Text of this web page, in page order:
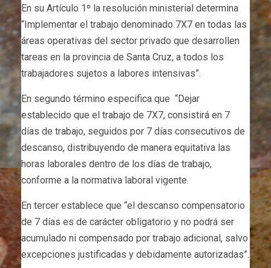
En su Artículo 1º la resolución ministerial determina
“Implementar el trabajo denominado 7X7 en todas las
áreas operativas del sector privado que desarrollen
tareas en la provincia de Santa Cruz, a todos los
trabajadores sujetos a labores intensivas”.
En segundo término especifica que “Dejar
establecido que el trabajo de 7X7, consistirá en 7
días de trabajo, seguidos por 7 días consecutivos de
descanso, distribuyendo de manera equitativa las
horas laborales dentro de los días de trabajo,
conforme a la normativa laboral vigente.
En tercer establece que “el descanso compensatorio
de 7 días es de carácter obligatorio y no podrá ser
acumulado ni compensado por trabajo adicional, salvo
excepciones justificadas y debidamente autorizadas”.